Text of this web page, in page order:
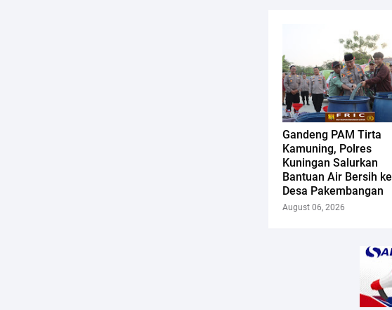
Gandeng PAM Tirta
Kamuning, Polres
Kuningan Salurkan
Bantuan Air Bersih ke
Desa Pakembangan
August 06, 2026